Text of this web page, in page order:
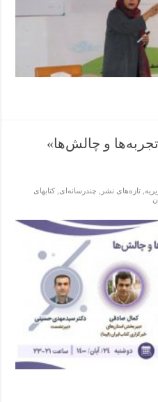
و چالش‌ها»
,تازەهای نشر چندرسانه‌ای ,کتابهای